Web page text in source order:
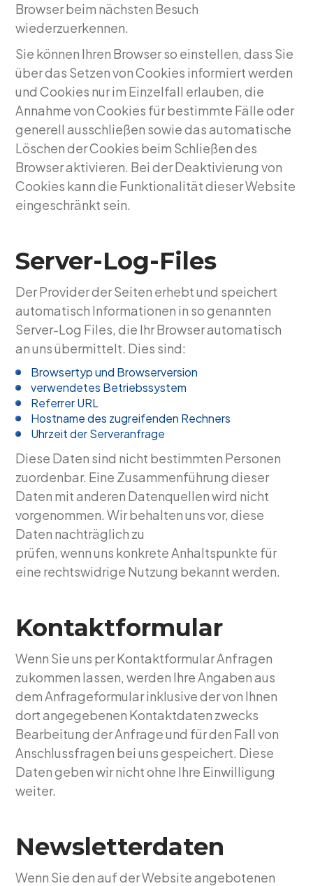
Browser beim nächsten Besuch
wiederzuerkennen.
Sie können Ihren Browser so einstellen, dass Sie
über das Setzen von Cookies informiert werden
und Cookies nur im Einzelfall erlauben, die
Annahme von Cookies für bestimmte Fälle oder
generell ausschließen sowie das automatische
Löschen der Cookies beim Schließen des
Browser aktivieren. Bei der Deaktivierung von
Cookies kann die Funktionalität dieser Website
eingeschränkt sein.
Server-Log-Files
Der Provider der Seiten erhebt und speichert
automatisch Informationen in so genannten
Server-Log Files, die Ihr Browser automatisch
an uns übermittelt. Dies sind:
Browsertyp und Browserversion
verwendetes Betriebssystem
Referrer URL
Hostname des zugreifenden Rechners
Uhrzeit der Serveranfrage
Diese Daten sind nicht bestimmten Personen
zuordenbar. Eine Zusammenführung dieser
Daten mit anderen Datenquellen wird nicht
vorgenommen. Wir behalten uns vor, diese
Daten nachträglich zu
prüfen, wenn uns konkrete Anhaltspunkte für
eine rechtswidrige Nutzung bekannt werden.
Kontaktformular
Wenn Sie uns per Kontaktformular Anfragen
zukommen lassen, werden Ihre Angaben aus
dem Anfrageformular inklusive der von Ihnen
dort angegebenen Kontaktdaten zwecks
Bearbeitung der Anfrage und für den Fall von
Anschlussfragen bei uns gespeichert. Diese
Daten geben wir nicht ohne Ihre Einwilligung
weiter.
Newsletterdaten
Wenn Sie den auf der Website angebotenen